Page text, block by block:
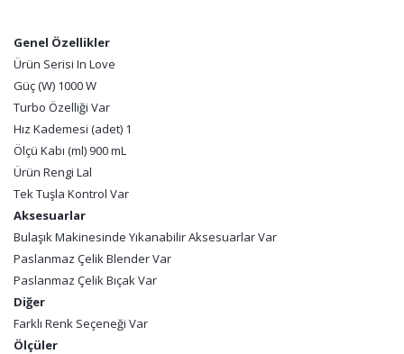
Genel Özellikler
Ürün Serisi In Love
Güç (W) 1000 W
Turbo Özelliği Var
Hız Kademesi (adet) 1
Ölçü Kabı (ml) 900 mL
Ürün Rengi Lal
Tek Tuşla Kontrol Var
Aksesuarlar
Bulaşık Makinesinde Yıkanabilir Aksesuarlar Var
Paslanmaz Çelik Blender Var
Paslanmaz Çelik Bıçak Var
Diğer
Farklı Renk Seçeneği Var
Ölçüler